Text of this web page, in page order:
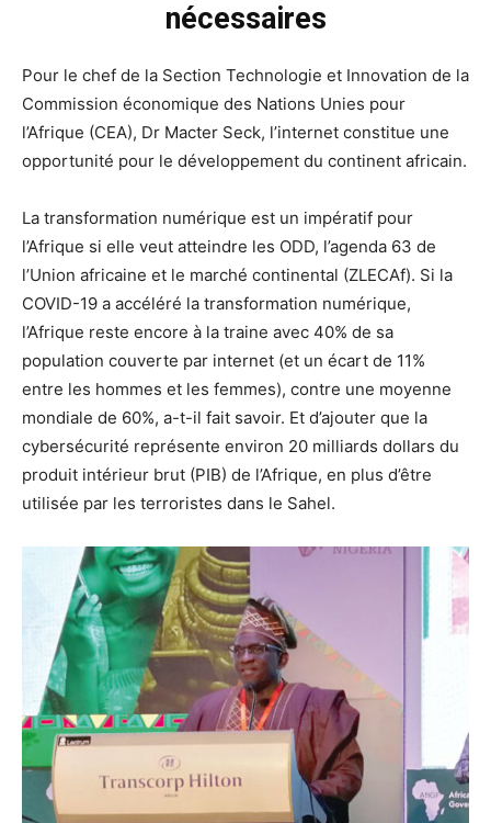
nécessaires
Pour le chef de la Section Technologie et Innovation de la
Commission économique des Nations Unies pour
l’Afrique (CEA), Dr Macter Seck, l’internet constitue une
opportunité pour le développement du continent africain.
La transformation numérique est un impératif pour
l’Afrique si elle veut atteindre les ODD, l’agenda 63 de
l’Union africaine et le marché continental (ZLECAf). Si la
COVID-19 a accéléré la transformation numérique,
l’Afrique reste encore à la traine avec 40% de sa
population couverte par internet (et un écart de 11%
entre les hommes et les femmes), contre une moyenne
mondiale de 60%, a-t-il fait savoir. Et d’ajouter que la
cybersécurité représente environ 20 milliards dollars du
produit intérieur brut (PIB) de l’Afrique, en plus d’être
utilisée par les terroristes dans le Sahel.